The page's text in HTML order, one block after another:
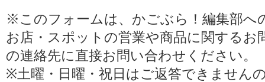
※このフォームは、かごぶら！編集部へ
お店・スポットの営業や商品に関する
の連絡先に直接お問い合わせください。
※土曜・日曜・祝日はご返答できません